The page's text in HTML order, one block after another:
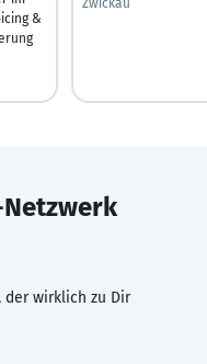
&
Netzwerk
der wirklich zu Dir